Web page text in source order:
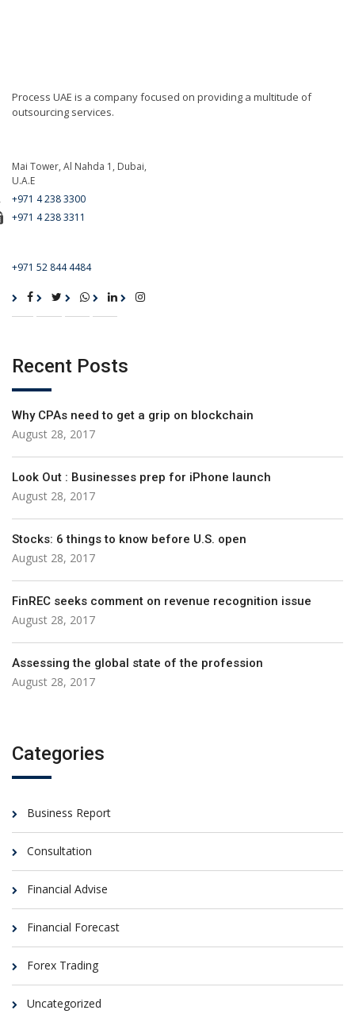
Process UAE is a company focused on providing a multitude of
outsourcing services.
Mai Tower, Al Nahda 1, Dubai,
U.A.E
+971 4 238 3300
+971 4 238 3311
+971 52 844 4484
Recent Posts
Why CPAs need to get a grip on blockchain
August 28, 2017
Look Out : Businesses prep for iPhone launch
August 28, 2017
Stocks: 6 things to know before U.S. open
August 28, 2017
FinREC seeks comment on revenue recognition issue
August 28, 2017
Assessing the global state of the profession
August 28, 2017
Categories
Business Report
Consultation
Financial Advise
Financial Forecast
Forex Trading
Uncategorized